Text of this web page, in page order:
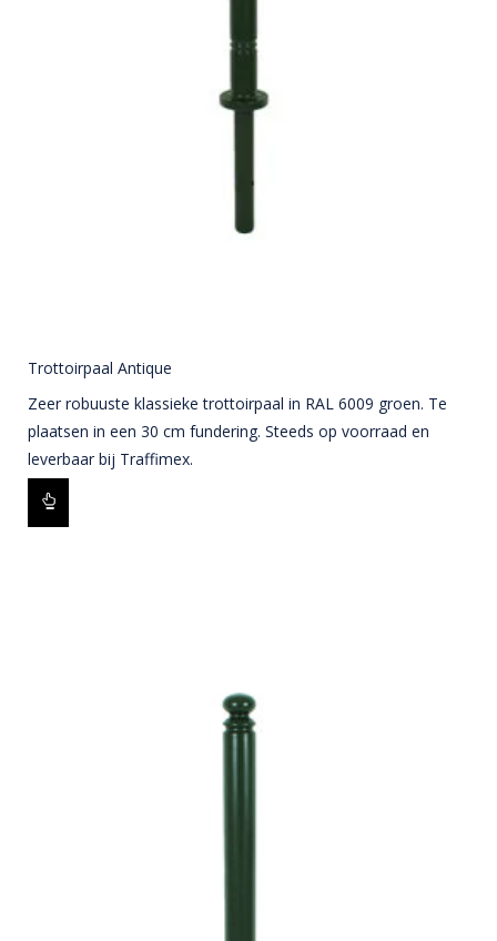
Trottoirpaal Antique
Zeer robuuste klassieke trottoirpaal in RAL 6009 groen. Te
plaatsen in een 30 cm fundering. Steeds op voorraad en
leverbaar bij Traffimex.